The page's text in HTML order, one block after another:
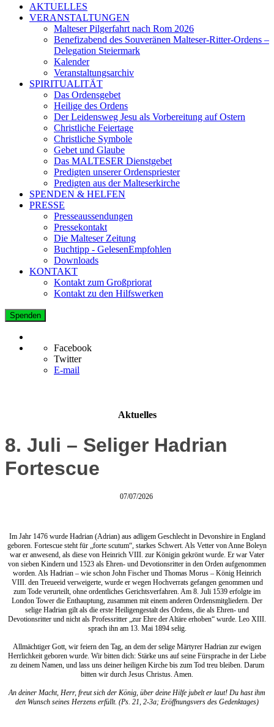
AKTUELLES
VERANSTALTUNGEN
Malteser Pilgerfahrt nach Rom 2026
Benefizabend des Souveränen Malteser-Ritter-Ordens –
Delegation Steiermark
Kalender
Veranstaltungsarchiv
SPIRITUALITÄT
Das Ordensgebet
Heilige des Ordens
Der Leidensweg Jesu als Vorbereitung auf Ostern
Christliche Feiertage
Christliche Symbole
Gebet und Glaube
Das MALTESER Dienstgebet
Predigten unserer Ordenspriester
Predigten aus der Malteserkirche
SPENDEN & HELFEN
PRESSE
Presseaussendungen
Pressekontakt
Die Malteser Zeitung
Buchtipp - GelesenEmpfohlen
Downloads
KONTAKT
Kontakt zum Großpriorat
Kontakt zu den Hilfswerken
Spenden
Facebook
Twitter
E-mail
Aktuelles
8. Juli – Seliger Hadrian
Fortescue
07/07/2026
Im Jahr 1476 wurde Hadrian (Adrian) aus adligem Geschlecht in Devonshire in England
geboren. Fortescue steht für „forte scutum“, starkes Schwert. Als Vetter von Anne Boleyn
war er anwesend, als diese von Heinrich VIII. zur Königin gekrönt wurde. Er war Vater
von sieben Kindern und 1523 als Ehren- und Devotionsritter in den Orden aufgenommen
worden. Als Hadrian – wie schon John Fischer und Thomas Morus – König Heinrich
VIII. den Treueeid verweigerte, wurde er wegen Hochverrats gefangen genommen und
zum Tode verurteilt, ohne ordentliches Gerichtsverfahren. Am 8. Juli 1539 erfolgte im
London Tower die Enthauptung, zusammen mit einem anderen Ordensmitgliedern. Der
selige Hadrian gilt als die erste Heiligengestalt des Ordens, die als Ehren- und
Devotionsritter und nicht als Professritter „zur Ehre der Altäre erhoben“ wurde. Leo XIII.
sprach ihn am 13. Mai 1894 selig.
Allmächtiger Gott, wir feiern den Tag, an dem der selige Märtyrer Hadrian zur ewigen
Herrlichkeit geboren wurde. Wir bitten dich: Stärke uns auf seine Fürsprache in der Liebe
zu deinem Namen, und lass uns deiner heiligen Kirche bis zum Tod treu bleiben. Darum
bitten wir durch Jesus Christus. Amen.
An deiner Macht, Herr, freut sich der König, über deine Hilfe jubelt er laut! Du hast ihm
den Wunsch seines Herzens erfüllt. (Ps. 21, 2-3a; Eröffnungsvers des Gedenktages)